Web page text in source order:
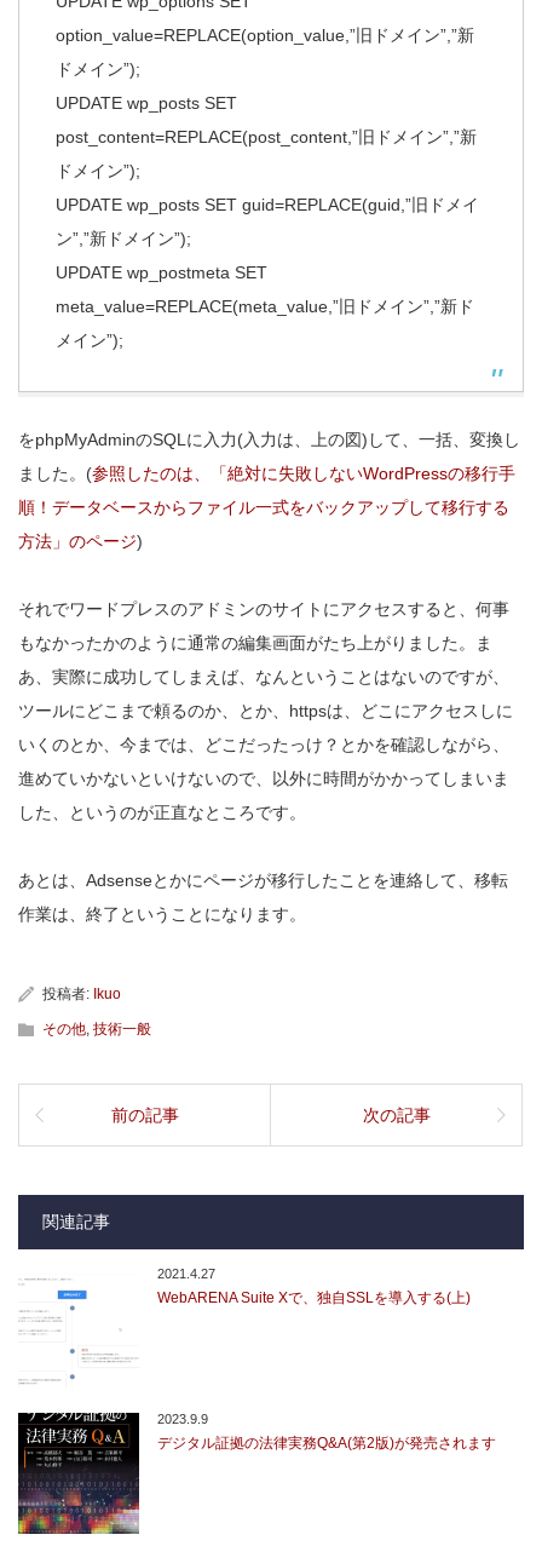
option_value=REPLACE(option_value,”旧ドメイン”,”新
ドメイン”);
UPDATE wp_posts SET
post_content=REPLACE(post_content,”旧ドメイン”,”新
ドメイン”);
UPDATE wp_posts SET guid=REPLACE(guid,”旧ドメイ
ン”,”新ドメイン”);
UPDATE wp_postmeta SET
meta_value=REPLACE(meta_value,”旧ドメイン”,”新ド
メイン”);
をphpMyAdminのSQLに入力(入力は、上の図)して、一括、変換し
ました。(参照したのは、「絶対に失敗しないWordPressの移行手
順！データベースからファイル一式をバックアップして移行する
方法」のページ)
それでワードプレスのアドミンのサイトにアクセスすると、何事
もなかったかのように通常の編集画面がたち上がりました。ま
あ、実際に成功してしまえば、なんということはないのですが、
ツールにどこまで頼るのか、とか、httpsは、どこにアクセスしに
いくのとか、今までは、どこだったっけ？とかを確認しながら、
進めていかないといけないので、以外に時間がかかってしまいま
した、というのが正直なところです。
あとは、Adsenseとかにページが移行したことを連絡して、移転
作業は、終了ということになります。
投稿者: Ikuo
その他, 技術一般
前の記事 次の記事
関連記事
2021.4.27
WebARENA Suite Xで、独自SSLを導入する(上)
2023.9.9
デジタル証拠の法律実務Q&A(第2版)が発売されます